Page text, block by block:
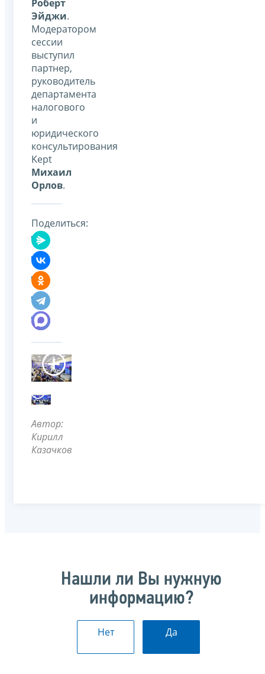
Роберт
Эйджи.
Модератором
сессии
выступил
партнер,
руководитель
департамента
налогового
и
юридического
консультирования
Kept
Михаил
Орлов.
Поделиться:
Автор:
Кирилл
Казачков
Нашли ли Вы нужную
информацию?
Нет Да